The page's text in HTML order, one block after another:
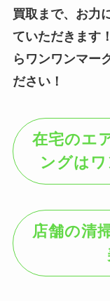
買取まで、お力
ていただきます
らワンワンマー
ださい！
在宅のエ
ングは
店舗の清